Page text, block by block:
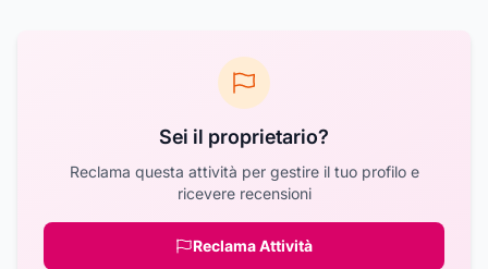
Sei il proprietario?
Reclama questa attività per gestire il tuo profilo e
ricevere recensioni
Reclama Attività